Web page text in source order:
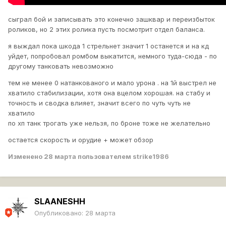
сыграл бой и записывать это конечно зашквар и переизбыток
роликов, но 2 этих ролика пусть посмотрит отдел баланса.
я выждал пока шкода 1 стрельнет значит 1 останется и на кд
уйдет, попробовал ромбом выкатится, немного туда-сюда - по
другому танковать невозможно
тем не менее 0 натанкованого и мало урона . на 1й выстрел не
хватило стабилизации, хотя она вцелом хорошая. на стабу и
точность и сводка влияет, значит всего по чуть чуть не
хватило
по хп танк трогать уже нельзя, по броне тоже не желательно
остается скорость и орудие + может обзор
Изменено 28 марта пользователем strike1986
SLAANESHH
Опубликовано: 28 марта